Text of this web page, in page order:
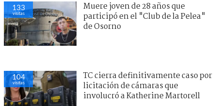
133
visitas
Muere joven de 28 años que
participó en el "Club de la Pelea"
de Osorno
104
visitas
TC cierra definitivamente caso por
licitación de cámaras que
involucró a Katherine Martorell